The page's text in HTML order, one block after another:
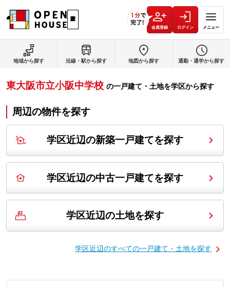
会員登録 ログイン メニュー
地域から探す 沿線・駅から探す 地図から探す 通勤・通学から探す
東大阪市立小阪中学校 の一戸建て・土地を学区から探す
周辺の物件を探す
学区近辺の新築一戸建てを探す
学区近辺の中古一戸建てを探す
学区近辺の土地を探す
学区近辺のすべての一戸建て・土地を探す